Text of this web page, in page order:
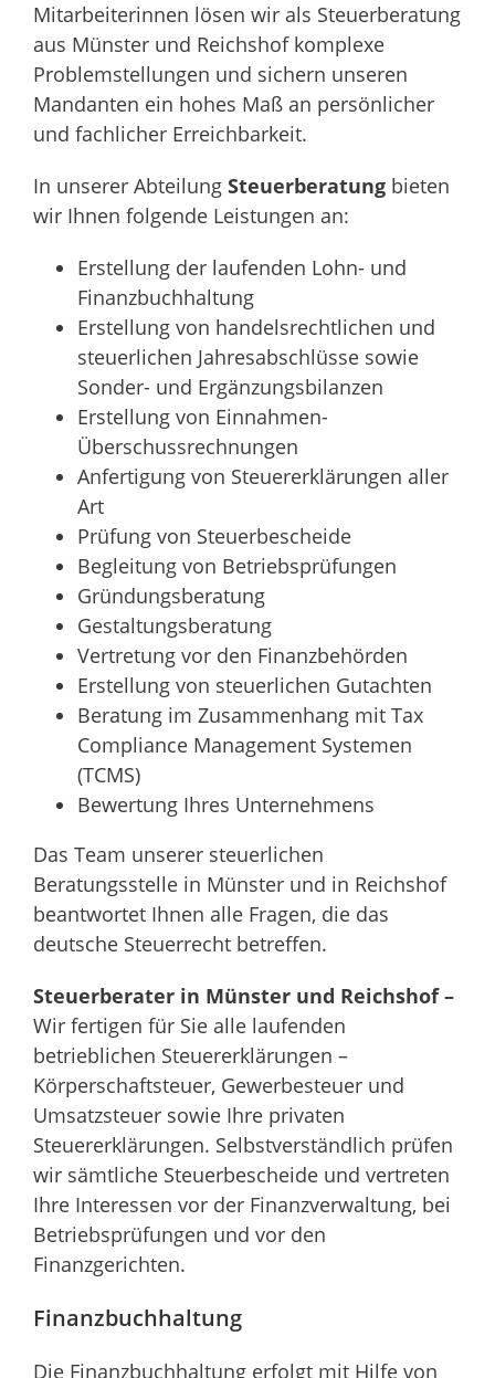
Mitarbeiterinnen lösen wir als Steuerberatung
aus Münster und Reichshof komplexe
Problemstellungen und sichern unseren
Mandanten ein hohes Maß an persönlicher
und fachlicher Erreichbarkeit.
In unserer Abteilung Steuerberatung bieten
wir Ihnen folgende Leistungen an:
Erstellung der laufenden Lohn- und
Finanzbuchhaltung
Erstellung von handelsrechtlichen und
steuerlichen Jahresabschlüsse sowie
Sonder- und Ergänzungsbilanzen
Erstellung von Einnahmen-
Überschussrechnungen
Anfertigung von Steuererklärungen aller
Art
Prüfung von Steuerbescheide
Begleitung von Betriebsprüfungen
Gründungsberatung
Gestaltungsberatung
Vertretung vor den Finanzbehörden
Erstellung von steuerlichen Gutachten
Beratung im Zusammenhang mit Tax
Compliance Management Systemen
(TCMS)
Bewertung Ihres Unternehmens
Das Team unserer steuerlichen
Beratungsstelle in Münster und in Reichshof
beantwortet Ihnen alle Fragen, die das
deutsche Steuerrecht betreffen.
Steuerberater in Münster und Reichshof –
Wir fertigen für Sie alle laufenden
betrieblichen Steuererklärungen –
Körperschaftsteuer, Gewerbesteuer und
Umsatzsteuer sowie Ihre privaten
Steuererklärungen. Selbstverständlich prüfen
wir sämtliche Steuerbescheide und vertreten
Ihre Interessen vor der Finanzverwaltung, bei
Betriebsprüfungen und vor den
Finanzgerichten.
Finanzbuchhaltung
Die Finanzbuchhaltung erfolgt mit Hilfe von